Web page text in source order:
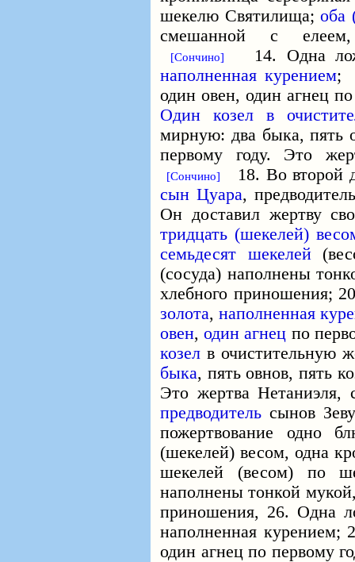
шекелю Святилища; оба
смешанной с
[Сончино]
14. Одна
наполненная курением
один овен, один агнец
Один козел в
мирную: два быка, пять
первому году. Это
[Сончино]
18. Во второй
сын Цуара,
Он доставил жертву
тридцать (шекелей)
семьдесят шекелей
(сосуда) наполнены
хлебного приношения;
золота, наполненная
овен,один агнец по
козел в очистительную
быка, пять овнов, пять
Это жертва
предводитель сынов
пожертвование одно
(шекелей) весом, одна
шекелей (весом) по
наполнены тонкой
приношения, 26. Одна
наполненная
один агнец по первому